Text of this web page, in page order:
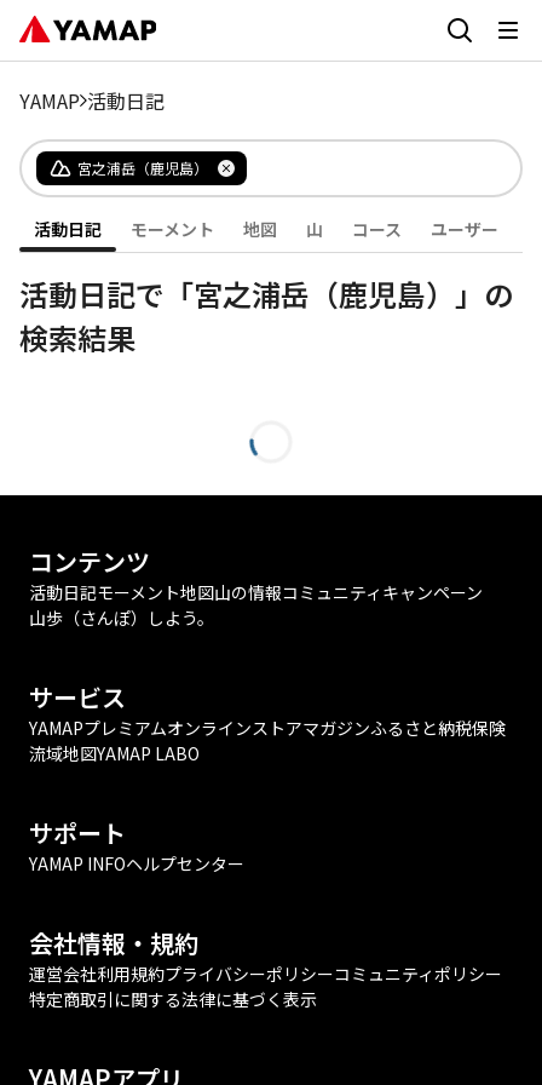
YAMAP 活動日記
宮之浦岳（鹿児島）
活動日記 モーメント 地図 山 コース ユーザー
活動日記で「宮之浦岳（鹿児島）」の
検索結果
コンテンツ
活動日記モーメント地図山の情報コミュニティ キャンペーン
山歩（さんぽ）しよう。
サービス
YAMAPプレミアムオンラインストアマガジンふるさと納税保険
流域地図YAMAP LABO
サポート
YAMAP INFOヘルプセンター
会社情報・規約
運営会社利用規約プライバシーポリシーコミュニティポリシー
特定商取引に関する法律に基づく表示